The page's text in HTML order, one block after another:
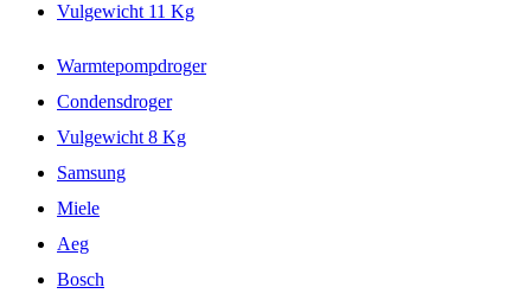
Vulgewicht 11 Kg
Warmtepompdroger
Condensdroger
Vulgewicht 8 Kg
Samsung
Miele
Aeg
Bosch